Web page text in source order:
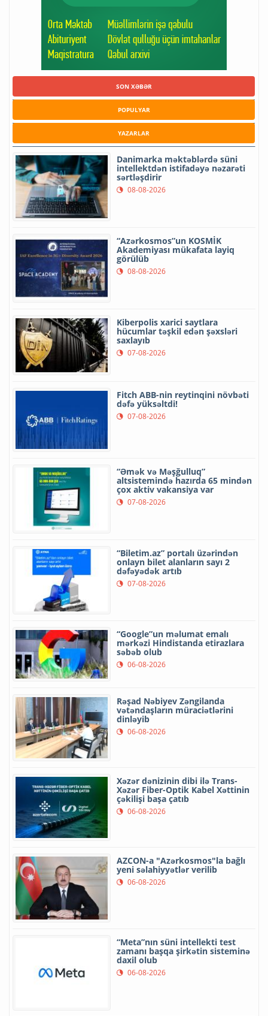
SON XƏBƏR
POPULYAR
YAZARLAR
Danimarka məktəblərdə süni
intellektdən istifadəyə nəzarəti
sərtləşdirir
08-08-2026
“Azərkosmos”un KOSMİK
Akademiyası mükafata layiq
görülüb
08-08-2026
Kiberpolis xarici saytlara
hücumlar təşkil edən şəxsləri
saxlayıb
07-08-2026
Fitch ABB-nin reytinqini növbəti
dəfə yüksəltdi!
07-08-2026
“Əmək və Məşğulluq”
altsistemində hazırda 65 mindən
çox aktiv vakansiya var
07-08-2026
“Biletim.az” portalı üzərindən
onlayn bilet alanların sayı 2
dəfəyədək artıb
07-08-2026
“Google”un məlumat emalı
mərkəzi Hindistanda etirazlara
səbəb olub
06-08-2026
Rəşad Nəbiyev Zəngilanda
vətəndaşların müraciətlərini
dinləyib
06-08-2026
Xəzər dənizinin dibi ilə Trans-
Xəzər Fiber-Optik Kabel Xəttinin
çəkilişi başa çatıb
06-08-2026
AZCON-a "Azərkosmos"la bağlı
yeni səlahiyyətlər verilib
06-08-2026
“Meta”nın süni intellekti test
zamanı başqa şirkətin sisteminə
daxil olub
06-08-2026